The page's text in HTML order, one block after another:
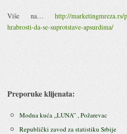
Više na… http://
hrabrosti-da-se-suprotstave-apsurdima/
Preporuke klijenata:
Modna kuća ,,LUNA” , Požarevac
Republički zavod za statistiku Srbije